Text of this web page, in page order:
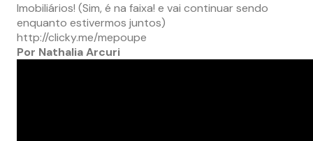
Imobiliários! (Sim, é na faixa! e vai continuar sendo
enquanto estivermos juntos)
http://clicky.me/mepoupe
Por Nathalia Arcuri